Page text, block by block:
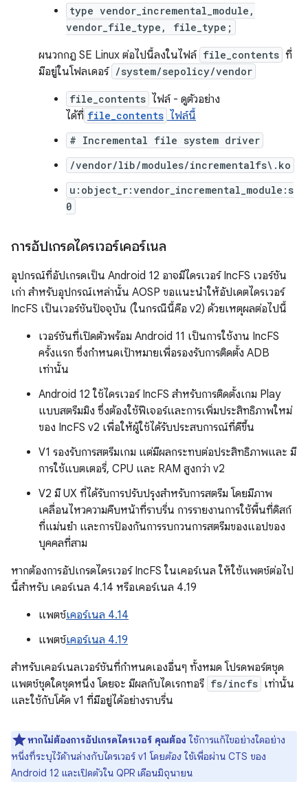
type vendor_incremental_module,
vendor_file_type, file_type;
ผนวกกฎ SE Linux ต่อไปนี้ลงในไฟล์ file_contents ที่
มีอยู่ในโฟลเดอร์ /system/sepolicy/vendor
file_contents ไฟล์ - ดูตัวอย่าง
ได้ที่ file_contents ไฟล์นี้
# Incremental file system driver
/vendor/lib/modules/incrementalfs\.ko
u:object_r:vendor_incremental_module:s
0
การอัปเกรดไดรเวอร์เคอร์เนล
อุปกรณ์ที่อัปเกรดเป็น Android 12 อาจมีไดรเวอร์ IncFS เวอร์ชัน
เก่า สำหรับอุปกรณ์เหล่านั้น AOSP ขอแนะนำให้อัปเดตไดรเวอร์
IncFS เป็นเวอร์ชันปัจจุบัน (ในกรณีนี้คือ v2) ด้วยเหตุผลต่อไปนี้
เวอร์ชันที่เปิดตัวพร้อม Android 11 เป็นการใช้งาน IncFS
ครั้งแรก ซึ่งกำหนดเป้าหมายเพื่อรองรับการติดตั้ง ADB
เท่านั้น
Android 12 ใช้ไดรเวอร์ IncFS สำหรับการติดตั้งเกม Play
แบบสตรีมมิง ซึ่งต้องใช้ฟีเจอร์และการเพิ่มประสิทธิภาพใหม่
ของ IncFS v2 เพื่อให้ผู้ใช้ได้รับประสบการณ์ที่ดีขึ้น
V1 รองรับการสตรีมเกม แต่มีผลกระทบต่อประสิทธิภาพและ มี
การใช้แบตเตอรี่, CPU และ RAM สูงกว่า v2
V2 มี UX ที่ได้รับการปรับปรุงสำหรับการสตรีม โดยมีภาพ
เคลื่อนไหวความคืบหน้าที่ราบรื่น การรายงานการใช้พื้นที่ดิสก์
ที่แม่นยำ และการป้องกันการรบกวนการสตรีมของแอปของ
บุคคลที่สาม
หากต้องการอัปเกรดไดรเวอร์ IncFS ในเคอร์เนล ให้ใช้แพตช์ต่อไป
นี้สำหรับ เคอร์เนล 4.14 หรือเคอร์เนล 4.19
แพตช์เคอร์เนล 4.14
แพตช์เคอร์เนล 4.19
สำหรับเคอร์เนลเวอร์ชันที่กำหนดเองอื่นๆ ทั้งหมด โปรดพอร์ตชุด
แพตช์ชุดใดชุดหนึ่ง โดยจะ มีผลกับไดเรกทอรี fs/incfs เท่านั้น
และใช้กับโค้ด v1 ที่มีอยู่ได้อย่างราบรื่น
หากไม่ต้องการอัปเกรดไดรเวอร์ คุณต้อง ใช้การแก้ไขอย่างใดอย่าง
หนึ่งที่ระบุไว้ด้านล่างกับไดรเวอร์ v1 โดยต้อง ใช้เพื่อผ่าน CTS ของ
Android 12 และเปิดตัวใน QPR เดือนมิถุนายน